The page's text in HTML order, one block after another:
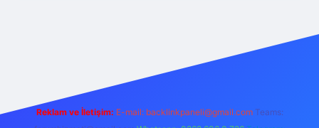
Reklam ve İletişim: E-mail: backlinkpaneli@gmail.com Teams: